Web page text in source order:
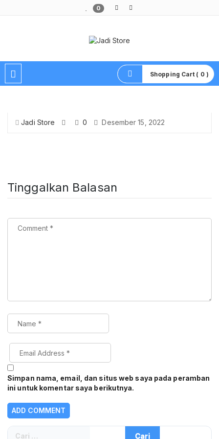
0
Shopping Cart ( 0 )
Jadi Store 0 Desember 15, 2022
Tinggalkan Balasan
Simpan nama, email, dan situs web saya pada peramban
ini untuk komentar saya berikutnya.
Cari